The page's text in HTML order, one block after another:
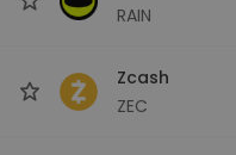
RAIN
Zcash
ZEC